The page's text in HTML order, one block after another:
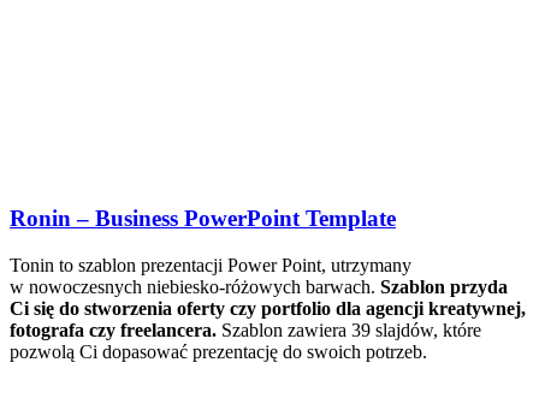
Ronin – Business PowerPoint Template
Tonin to szablon prezentacji Power Point, utrzymany
w nowoczesnych niebiesko-różowych barwach. Szablon przyda
Ci się do stworzenia oferty czy portfolio dla agencji kreatywnej,
fotografa czy freelancera. Szablon zawiera 39 slajdów, które
pozwolą Ci dopasować prezentację do swoich potrzeb.